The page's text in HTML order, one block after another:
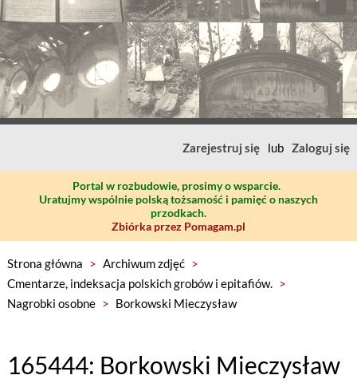
Zarejestruj się lub Zaloguj się
Portal w rozbudowie, prosimy o wsparcie.
Uratujmy wspólnie polską tożsamość i pamięć o naszych
przodkach.
Zbiórka przez Pomagam.pl
Strona główna > Archiwum zdjęć >
Cmentarze, indeksacja polskich grobów i epitafiów. >
Nagrobki osobne > Borkowski Mieczysław
165444: Borkowski Mieczysław